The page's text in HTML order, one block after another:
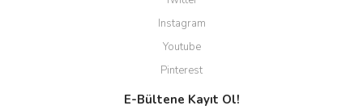
Instagram
Youtube
Pinterest
E-Bültene Kayıt Ol!